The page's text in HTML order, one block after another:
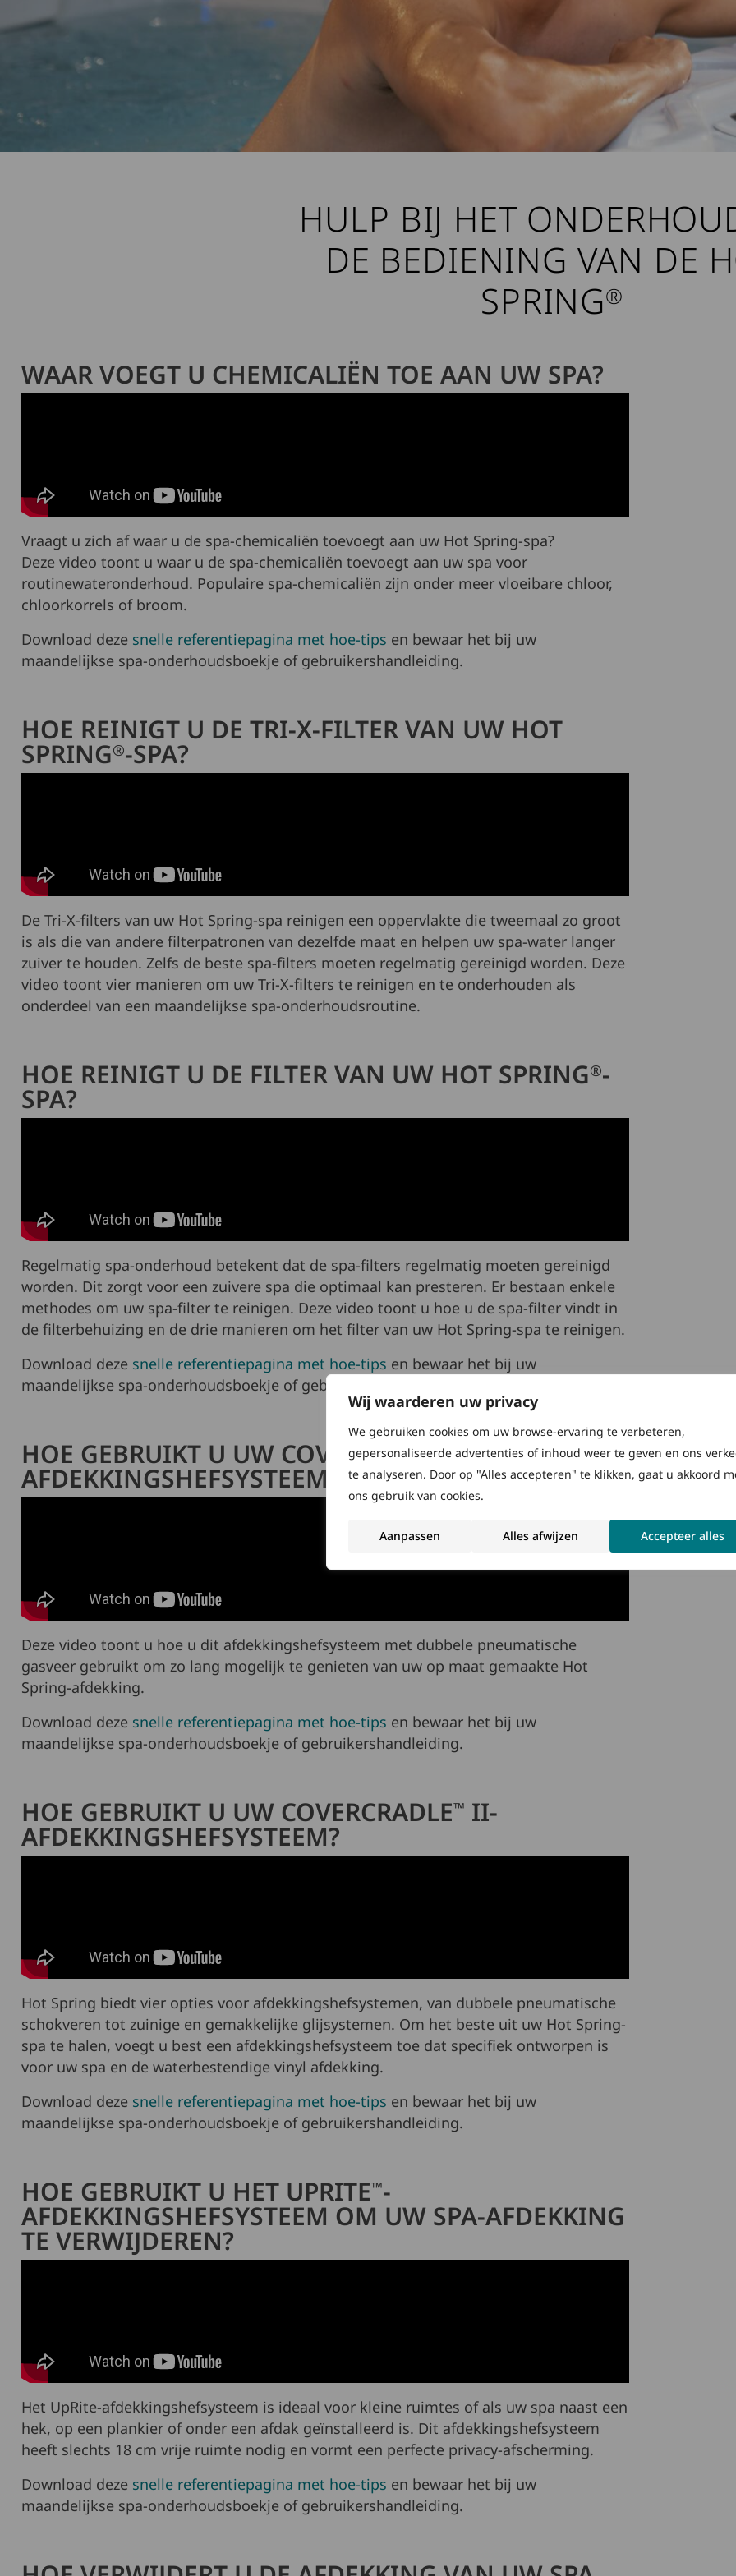
Wij waarderen uw privacy
We gebruiken cookies om uw browse-ervaring te verbeteren,
gepersonaliseerde advertenties of inhoud weer te geven en ons
te analyseren. Door op "Alles accepteren" te klikken, gaat u akkoord
ons gebruik van cookies.
Aanpassen Alles afwijzen Accepteer alles
HULP BIJ HET
DE BEDIENING VAN DE
SPRING®
WAAR VOEGT U CHEMICALIËN TOE AAN UW SPA?
Vraagt u zich af waar u de spa-chemicaliën toevoegt aan uw Hot Spring-spa?
Deze video toont u waar u de spa-chemicaliën toevoegt aan uw spa voor
routinewateronderhoud. Populaire spa-chemicaliën zijn onder meer vloeibare chloor,
chloorkorrels of broom.
Download deze snelle referentiepagina met hoe-tips en bewaar het bij uw
maandelijkse spa-onderhoudsboekje of gebruikershandleiding.
HOE REINIGT U DE TRI-X-FILTER VAN UW HOT
SPRING®-SPA?
De Tri-X-filters van uw Hot Spring-spa reinigen een oppervlakte die tweemaal zo groot
is als die van andere filterpatronen van dezelfde maat en helpen uw spa-water langer
zuiver te houden. Zelfs de beste spa-filters moeten regelmatig gereinigd worden. Deze
video toont vier manieren om uw Tri-X-filters te reinigen en te onderhouden als
onderdeel van een maandelijkse spa-onderhoudsroutine.
HOE REINIGT U DE FILTER VAN UW HOT SPRING®-
SPA?
Regelmatig spa-onderhoud betekent dat de spa-filters regelmatig moeten gereinigd
worden. Dit zorgt voor een zuivere spa die optimaal kan presteren. Er bestaan enkele
methodes om uw spa-filter te reinigen. Deze video toont u hoe u de spa-filter vindt in
de filterbehuizing en de drie manieren om het filter van uw Hot Spring-spa te reinigen.
Download deze snelle referentiepagina met hoe-tips en bewaar het bij uw
maandelijkse spa-onderhoudsboekje of gebruikershandleiding.
HOE GEBRUIKT U UW COVERCRADLE™-
AFDEKKINGSHEFSYSTEEM?
Deze video toont u hoe u dit afdekkingshefsysteem met dubbele pneumatische
gasveer gebruikt om zo lang mogelijk te genieten van uw op maat gemaakte Hot
Spring-afdekking.
Download deze snelle referentiepagina met hoe-tips en bewaar het bij uw
maandelijkse spa-onderhoudsboekje of gebruikershandleiding.
HOE GEBRUIKT U UW COVERCRADLE™ II-
AFDEKKINGSHEFSYSTEEM?
Hot Spring biedt vier opties voor afdekkingshefsystemen, van dubbele pneumatische
schokveren tot zuinige en gemakkelijke glijsystemen. Om het beste uit uw Hot Spring-
spa te halen, voegt u best een afdekkingshefsysteem toe dat specifiek ontworpen is
voor uw spa en de waterbestendige vinyl afdekking.
Download deze snelle referentiepagina met hoe-tips en bewaar het bij uw
maandelijkse spa-onderhoudsboekje of gebruikershandleiding.
HOE GEBRUIKT U HET UPRITE™-
AFDEKKINGSHEFSYSTEEM OM UW SPA-AFDEKKING
TE VERWIJDEREN?
Het UpRite-afdekkingshefsysteem is ideaal voor kleine ruimtes of als uw spa naast een
hek, op een plankier of onder een afdak geïnstalleerd is. Dit afdekkingshefsysteem
heeft slechts 18 cm vrije ruimte nodig en vormt een perfecte privacy-afscherming.
Download deze snelle referentiepagina met hoe-tips en bewaar het bij uw
maandelijkse spa-onderhoudsboekje of gebruikershandleiding.